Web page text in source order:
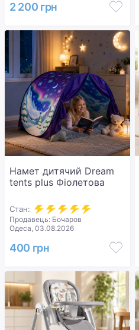
2 200 грн
Намет дитячий Dream
tents plus Фіолетова
Стан:
Продавець: Бочаров
Одеса, 03.08.2026
400 грн